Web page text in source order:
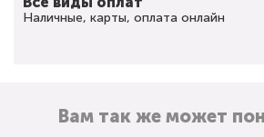
Наличные, карты, оплата онлайн
Вам так же может